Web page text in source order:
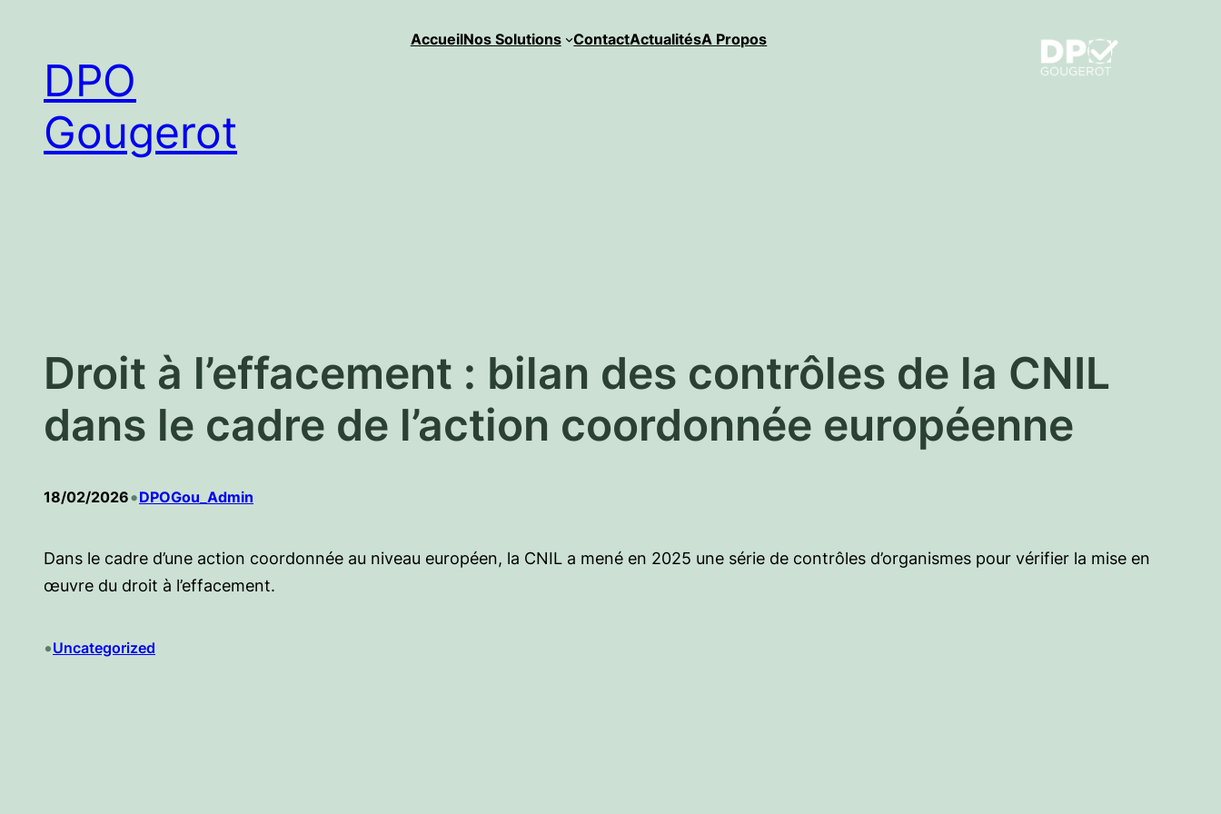
contenuDPO
Gougerot
AccueilNos Solutions ContactActualitésA Propos
Droit à l’effacement : bilan des contrôles de la CNIL
dans le cadre de l’action coordonnée européenne
18/02/2026•DPOGou_Admin
Dans le cadre d’une action coordonnée au niveau européen, la CNIL a mené en 2025 une série de contrôles d’organismes pour vérifier la mise en
œuvre du droit à l’effacement.
•Uncategorized